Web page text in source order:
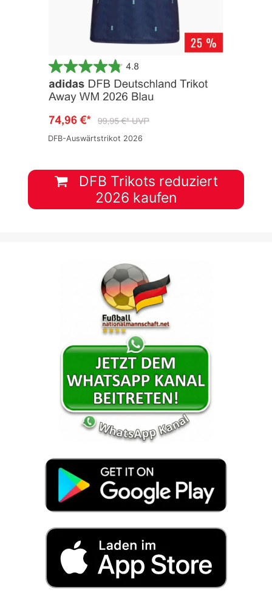
DFB-Auswärtstrikot 2026
DFB Trikots reduziert
2026 kaufen